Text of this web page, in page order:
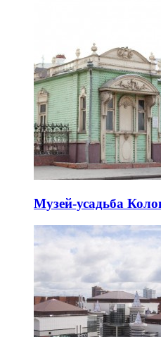
Музей-усадьба